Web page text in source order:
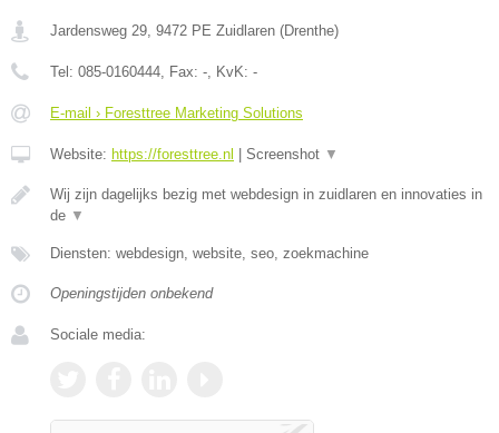
Jardensweg 29, 9472 PE Zuidlaren (Drenthe)
Tel: 085-0160444, Fax: -, KvK: -
E-mail › Foresttree Marketing Solutions
Website: https://foresttree.nl Screenshot ▼
Wij zijn dagelijks bezig met webdesign in zuidlaren en innovaties in
de ▼
Diensten: webdesign, website, seo, zoekmachine
Openingstijden onbekend
Sociale media: